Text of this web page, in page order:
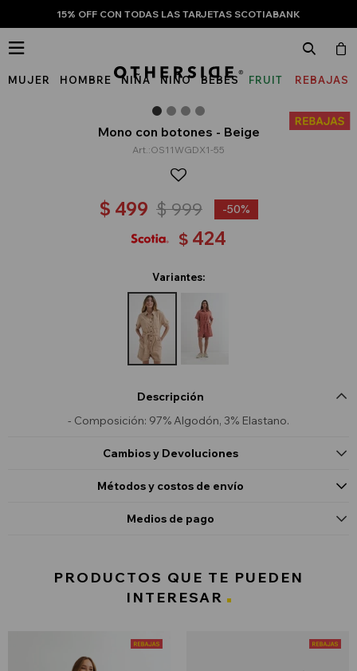
15% OFF CON TODAS LAS TARJETAS SCOTIABANK
MUJER HOMBRE NIÑA NIÑO BEBÉS
FRUIT
THE
REBAJAS

Mono con botones - Beige
OS11WGDX1-55
$ 499 $999 50
$ 424
Variantes:
Descripción
- Composición: 97% Algodón, 3% Elastano.
Cambios y Devoluciones
Métodos y costos de envío
Medios de pago
PRODUCTOS QUE TE PUEDEN
INTERESAR